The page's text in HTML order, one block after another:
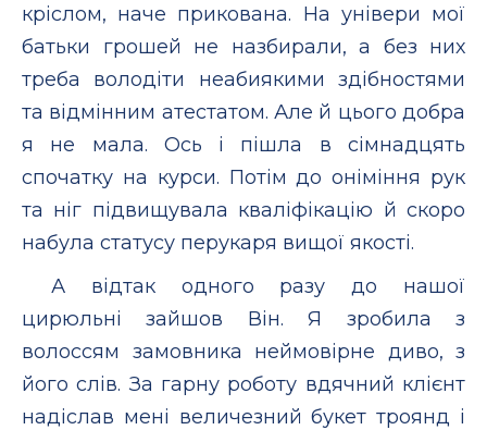
кріслом, наче прикована. На універи мої
батьки грошей не назбирали, а без них
треба володіти неабиякими здібностями
та відмінним атестатом. Але й цього добра
я не мала. Ось і пішла в сімнадцять
спочатку на курси. Потім до оніміння рук
та ніг підвищувала кваліфікацію й скоро
набула статусу перукаря вищої якості.
А відтак одного разу до нашої
цирюльні зайшов Він. Я зробила з
волоссям замовника неймовірне диво, з
його слів. За гарну роботу вдячний клієнт
надіслав мені величезний букет троянд і